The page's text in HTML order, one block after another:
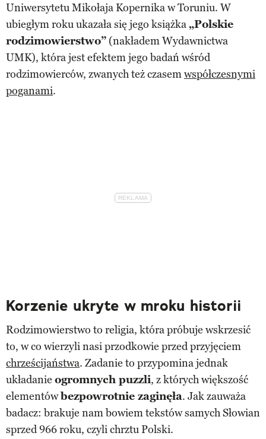
Uniwersytetu Mikołaja Kopernika w Toruniu. W
ubiegłym roku ukazała się jego książka„Polskie
rodzimowierstwo” (nakładem Wydawnictwa
UMK), która jest efektem jego badań wśród
rodzimowierców, zwanych też czasemwspółczesnymi
poganami.
Korzenie ukryte w mroku historii
Rodzimowierstwo to religia, która próbuje wskrzesić
to, w co wierzyli nasi przodkowie przed przyjęciem
chrześcijaństwa. Zadanie to przypomina jednak
układanie ogromnych puzzli, z których większość
elementówbezpowrotnie zaginęła. Jak zauważa
badacz: brakuje nam bowiem tekstów samych Słowian
sprzed 966 roku, czyli chrztu Polski.